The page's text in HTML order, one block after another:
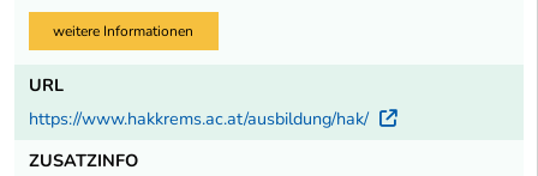
weitere Informationen
URL
https://www.hakkrems.ac.at/ausbildung/hak/
Externer
ZUSATZINFO